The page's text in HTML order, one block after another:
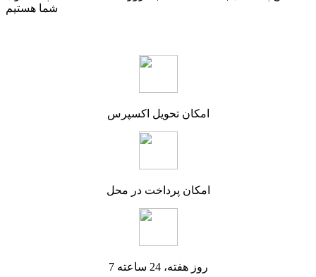
شما هستیم
امکان تحویل اکسپرس
امکان پرداخت در محل
7 روز هفته، 24 ساعته